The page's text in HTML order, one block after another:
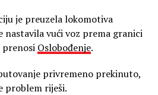
je preuzela lokomotiva
nastavila vući voz prema granici
prenosi Oslobođenje.
privremeno prekinuto,
problem riješi.